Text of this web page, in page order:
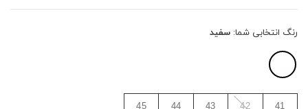
رنگ انتخابی شما: سفید
41
42
43
44
45